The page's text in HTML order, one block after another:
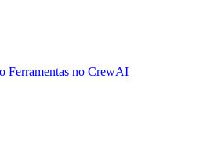
Ferramentas no CrewAI